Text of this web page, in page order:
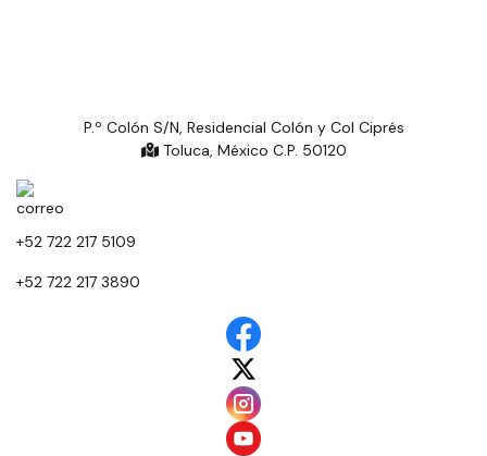
P.º Colón S/N, Residencial Colón y Col Ciprés
Toluca, México C.P. 50120
+52 722 217 5109
+52 722 217 3890